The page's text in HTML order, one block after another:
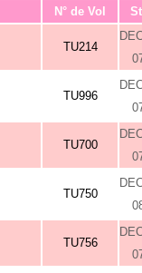
N° de Vol
TU214
TU996
TU700
TU750
TU756